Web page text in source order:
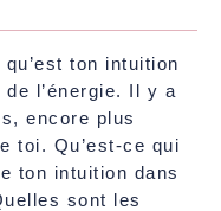
ton intuition
l’énergie. Il y a
encore plus
toi. Qu’est-ce qui
ton intuition dans
sont les